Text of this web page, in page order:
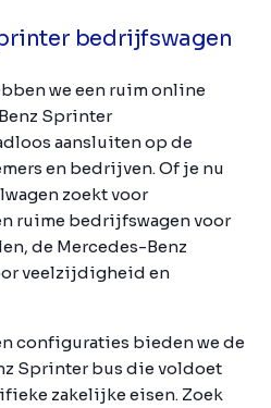
bedrijfswagen
we een ruim online
Sprinter
aansluiten op de
en bedrijven. Of je nu
zoekt voor
ruime bedrijfswagen voor
de Mercedes-Benz
veelzijdigheid en
configuraties bieden we de
Sprinter bus die voldoet
zakelijke eisen. Zoek